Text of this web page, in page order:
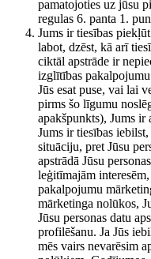
pamatojoties uz jūsu
regulas 6. panta 1.
Jums ir tiesības
labot, dzēst, kā arī
ciktāl apstrāde ir
izglītības
Jūs esat puse, vai lai
pirms šo līgumu
apakšpunkts), Jums ir
Jums ir tiesības
situāciju, pret Jūsu
apstrādā Jūsu
leģitīmajām
pakalpojumu
mārketinga nolūkos,
Jūsu personas datu
profilēšanu. Ja Jūs
mēs vairs nevarēsim